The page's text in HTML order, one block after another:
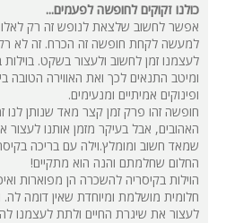
כולנו זקוקים לחופשה לפעמים...
אפשר לחשוב שלצאת לנופש זה רק
למעשה לקחת חופשה זה הכרח. זה לא רק
לעצמנו זמן לחשוב ולעצור בשקט.
ומיטב התנאים לכך ואת האווירה
ופינוקים אמיתיים ומנעימים.
חופשה זהו פרק זמן קצר מאד שנותן לנו
האהובים, אבל בעיקר מזמן אותנו לעצור
שמאד חשוב ומומלץ.וילה עם בריכה
החלום שחלמתם והנה הוא מתקיים!
הוילות בקיסריה להשכרה הן מפוארות
חלומית מושלמת ומיוחדת שאין דומה
לעצור את שיגרת החיים ולתת לעצמנו